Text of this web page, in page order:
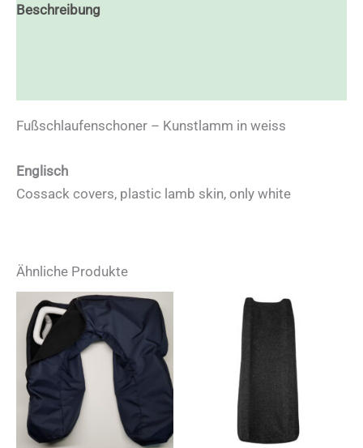
Beschreibung
Fußschlaufenschoner – Kunstlamm in weiss
Englisch
Cossack covers, plastic lamb skin, only white
Ähnliche Produkte